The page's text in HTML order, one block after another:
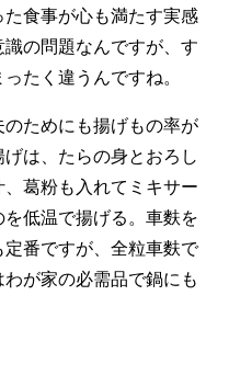
食事が心も満たす実感
の問題なんですが、す
たく違うんですね。
ためにも揚げもの率が
は、たらの身とおろし
葛粉も入れてミキサー
低温で揚げる。車麩を
番ですが、全粒車麩で
が家の必需品で鍋にも